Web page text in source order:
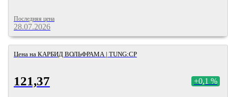
Последняя цена
28.07.2026
Цена на КАРБИД ВОЛЬФРАМА | TUNG:CP
121,37 +0,1 %